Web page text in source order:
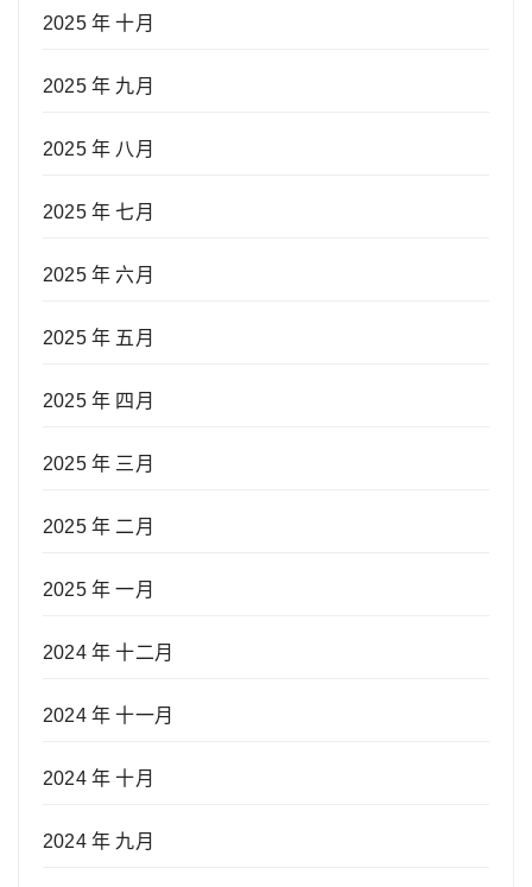
2025 年 十月
2025 年 九月
2025 年 八月
2025 年 七月
2025 年 六月
2025 年 五月
2025 年 四月
2025 年 三月
2025 年 二月
2025 年 一月
2024 年 十二月
2024 年 十一月
2024 年 十月
2024 年 九月